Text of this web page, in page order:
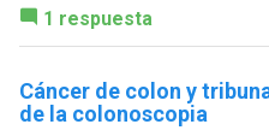
1 respuesta
Cáncer de colon y
de la colonoscopia